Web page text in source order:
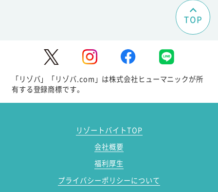
TOP
「リゾバ」「リゾバ.com」は株式会社ヒューマニックが所
有する登録商標です。
リゾートバイトTOP
会社概要
福利厚生
プライバシーポリシーについて